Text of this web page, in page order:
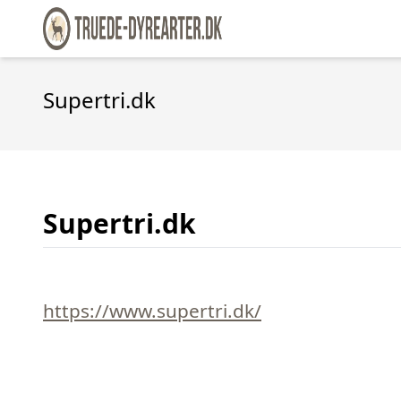
Supertri.dk
Supertri.dk
https://www.supertri.dk/